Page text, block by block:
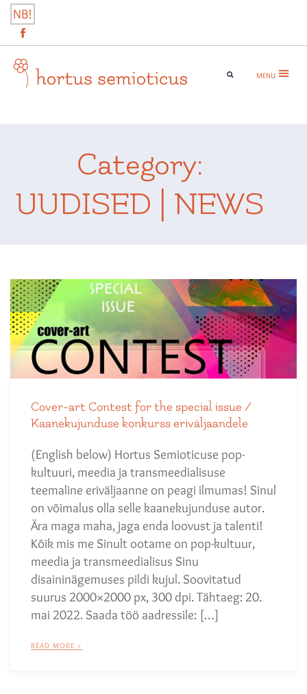
Skip
content
NB!
MENU
Category:
UUDISED | NEWS
Cover-art Contest for the special issue /
Kaanekujunduse konkurss eriväljaandele
(English below) Hortus Semioticuse pop-
kultuuri, meedia ja transmeedialisuse
teemaline eriväljaanne on peagi ilmumas! Sinul
on võimalus olla selle kaanekujunduse autor.
Ära maga maha, jaga enda loovust ja talenti!
Kõik mis me Sinult ootame on pop-kultuur,
meedia ja transmeedialisus Sinu
disaininägemuses pildi kujul. Soovitatud
suurus 2000×2000 px, 300 dpi. Tähtaeg: 20.
mai 2022. Saada töö aadressile: […]
READ MORE >